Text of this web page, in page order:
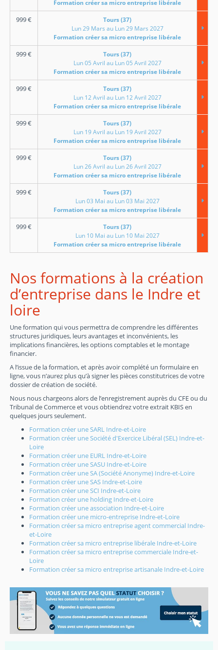
Formation créer sa micro entreprise libérale
999€
Tours (37)
Lun 29 Mars au Lun 29 Mars 2027
Formation créer sa micro entreprise libérale
999€
Tours (37)
Lun 05 Avril au Lun 05 Avril 2027
Formation créer sa micro entreprise libérale
999€
Tours (37)
Lun 12 Avril au Lun 12 Avril 2027
Formation créer sa micro entreprise libérale
999€
Tours (37)
Lun 19 Avril au Lun 19 Avril 2027
Formation créer sa micro entreprise libérale
999€
Tours (37)
Lun 26 Avril au Lun 26 Avril 2027
Formation créer sa micro entreprise libérale
999€
Tours (37)
Lun 03 Mai au Lun 03 Mai 2027
Formation créer sa micro entreprise libérale
999€
Tours (37)
Lun 10 Mai au Lun 10 Mai 2027
Formation créer sa micro entreprise libérale
Nos formations à la création
d’entreprise dans le Indre et
loire
Une formation qui vous permettra de comprendre les différentes
structures juridiques, leurs avantages et inconvénients, les
implications financières, les options comptables et le montage
financier.
A l’issue de la formation, et après avoir complété un formulaire en
ligne, vous n’aurez plus qu’à signer les pièces constitutrices de votre
dossier de création de société.
Nous nous chargeons alors de l’enregistrement auprès du CFE ou du
Tribunal de Commerce et vous obtiendrez votre extrait KBIS en
quelques jours seulement.
Formation créer une SARL Indre-et-Loire
Formation créer une Société d'Exercice Libéral (SEL) Indre-et-
Loire
Formation créer une EURL Indre-et-Loire
Formation créer une SASU Indre-et-Loire
Formation créer une SA (Société Anonyme) Indre-et-Loire
Formation créer une SAS Indre-et-Loire
Formation créer une SCI Indre-et-Loire
Formation créer une holding Indre-et-Loire
Formation créer une association Indre-et-Loire
Formation créer une micro-entreprise Indre-et-Loire
Formation créer sa micro entreprise agent commercial Indre-
et-Loire
Formation créer sa micro entreprise libérale Indre-et-Loire
Formation créer sa micro entreprise commerciale Indre-et-
Loire
Formation créer sa micro entreprise artisanale Indre-et-Loire